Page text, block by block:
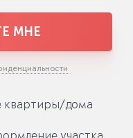
МНЕ
квартиры/дома